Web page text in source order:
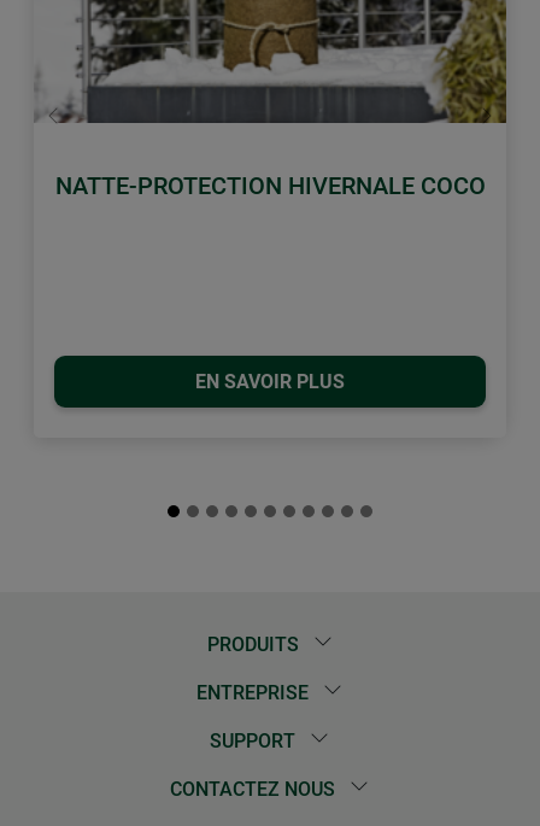
NATTE-PROTECTION HIVERNALE COCO
EN SAVOIR PLUS
retour
PRODUITS
ENTREPRISE
SUPPORT
CONTACTEZ NOUS